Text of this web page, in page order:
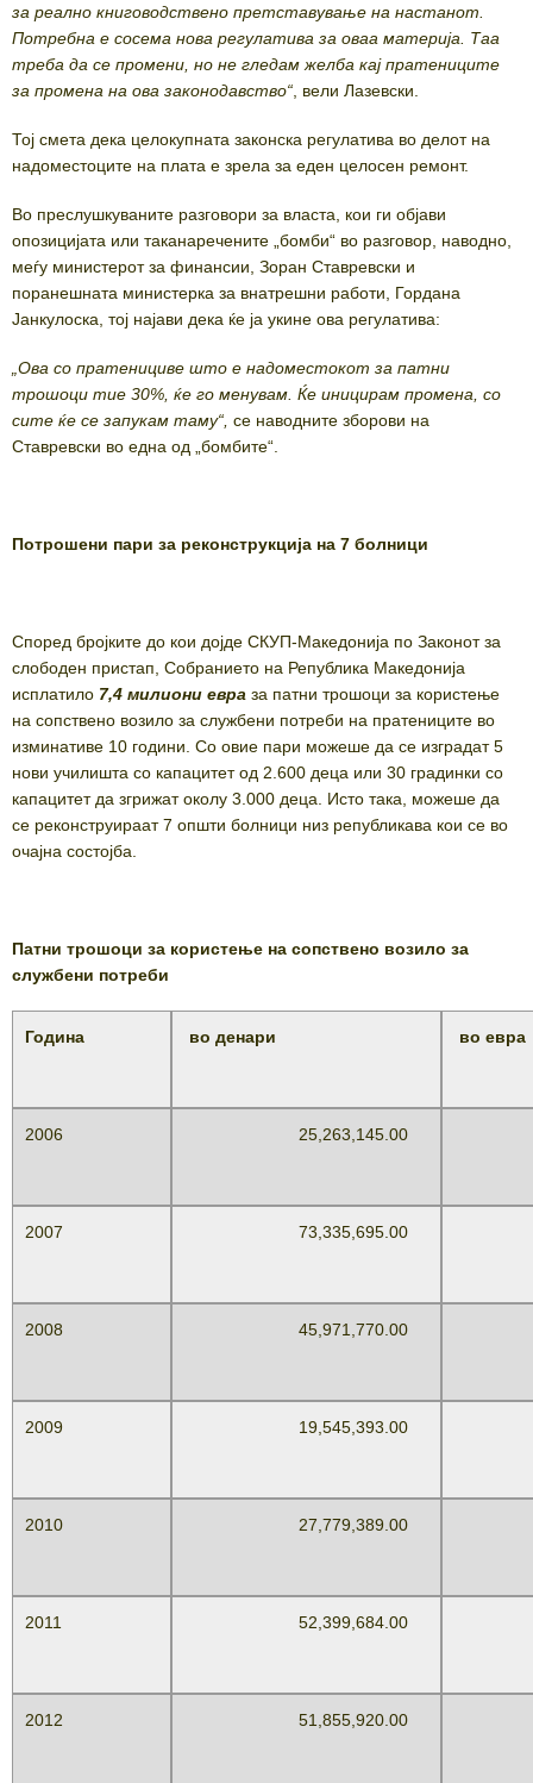
за реално книговодствено претставување на настанот.
Потребна е сосема нова регулатива за оваа материја. Таа
треба да се промени, но не гледам желба кај пратениците
за промена на ова законодавство“ , вели Лазевски.
Тој смета дека целокупната законска регулатива во делот на
надоместоците на плата е зрела за еден целосен ремонт.
Во преслушкуваните разговори за власта, кои ги објави
опозицијата или таканаречените „бомби“ во разговор, наводно,
меѓу министерот за финансии, Зоран Ставревски и
поранешната министерка за внатрешни работи, Гордана
Јанкулоска, тој најави дека ќе ја укине ова регулатива:
„Ова со пратенициве што е надоместокот за патни
трошоци тие 30%, ќе го менувам. Ќе иницирам промена, со
сите ќе се запукам таму“, се наводните зборови на
Ставревски во една од „бомбите“.
Потрошени пари за реконструкција на 7 болници
Според бројките до кои дојде СКУП-Македонија по Законот за
слободен пристап, Собранието на Република Македонија
исплатило 7,4 милиони евра за патни трошоци за користење
на сопствено возило за службени потреби на пратениците во
изминативе 10 години. Со овие пари можеше да се изградат 5
нови училишта со капацитет од 2.600 деца или 30 градинки со
капацитет да згрижат околу 3.000 деца. Исто така, можеше да
се реконструираат 7 општи болници низ републикава кои се во
очајна состојба.
Патни трошоци за користење на сопствено возило за
службени потреби
Година во денари во евра
2006 25,263,145.00
2007 73,335,695.00
2008 45,971,770.00
2009 19,545,393.00
2010 27,779,389.00
2011 52,399,684.00
2012 51,855,920.00